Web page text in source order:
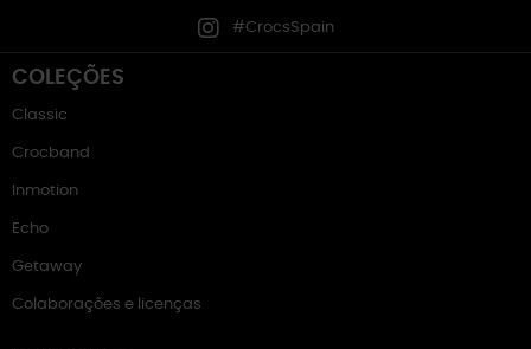
#CrocsSpain
COLEÇÕES
Classic
Crocband
Inmotion
Echo
Getaway
Colaborações e licenças